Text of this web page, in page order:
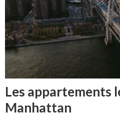
Les appartements
Manhattan